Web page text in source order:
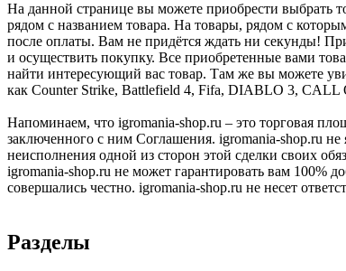
На данной странице вы можете приобрести выбрать
рядом с названием товара. На товары, рядом с
после оплаты. Вам не придётся ждать ни секунды!
и осуществить покупку. Все приобретенные вами
найти интересующий вас товар. Там же вы можете
как Counter Strike, Battlefield 4, Fifa, DIABLO 3, CALL
Напоминаем, что igromania-shop.ru – это торговая
заключенного с ним Соглашения. igromania-shop.ru не
неисполнения одной из сторон этой сделки своих
igromania-shop.ru не может гарантировать вам 100%
совершались честно. igromania-shop.ru не несет
Разделы